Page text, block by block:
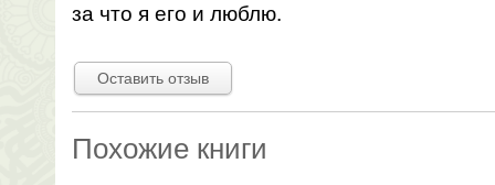
за что я его и люблю.
Оставить отзыв
Похожие книги